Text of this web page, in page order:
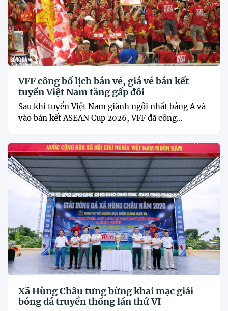
VFF công bố lịch bán vé, giá vé bán kết
tuyển Việt Nam tăng gấp đôi
Sau khi tuyển Việt Nam giành ngôi nhất bảng A và
vào bán kết ASEAN Cup 2026, VFF đã công...
Xã Hùng Châu tưng bừng khai mạc giải
bóng đá truyền thống lần thứ VI